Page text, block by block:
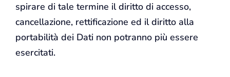
spirare di tale termine il diritto di accesso,
cancellazione, rettificazione ed il diritto alla
portabilità dei Dati non potranno più essere
esercitati.